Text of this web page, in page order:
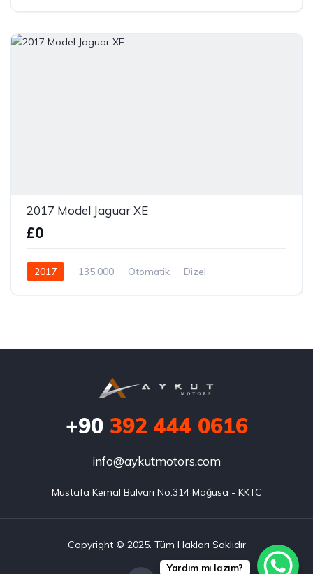
2017 Model Jaguar XE
£0
2017 135,000 Otomatik Dizel
+90392 444 0616
info@aykutmotors.com
Mustafa Kemal Bulvarı No:314 Mağusa - KKTC
Copyright © 2025. Tüm Hakları Saklıdır
Yardım mı lazım?